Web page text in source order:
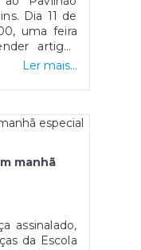
Dia 11 de
uma feira
artigos
– livros,
porcelanas,
do email:
morada,
e breve
a
Ler mais...
manhã
assinalado,
da Escola